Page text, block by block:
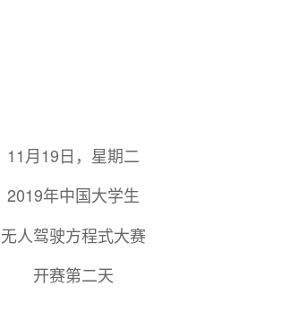
11月19日，星期二
2019年中国大学生
无人驾驶方程式大赛
开赛第二天